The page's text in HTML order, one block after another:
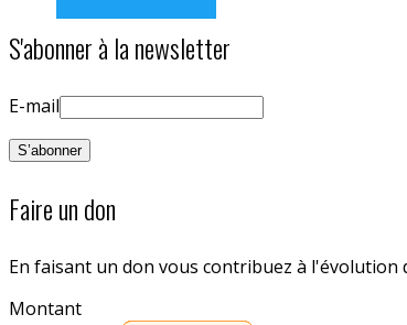
S'abonner à la newsletter
E-mail
Faire un don
En faisant un don vous contribuez à
Montant